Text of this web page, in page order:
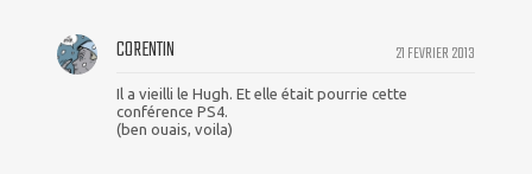
21 FEVRIER 2013
CORENTIN
Il a vieilli le Hugh. Et elle était pourrie cette
conférence PS4.
(ben ouais, voila)